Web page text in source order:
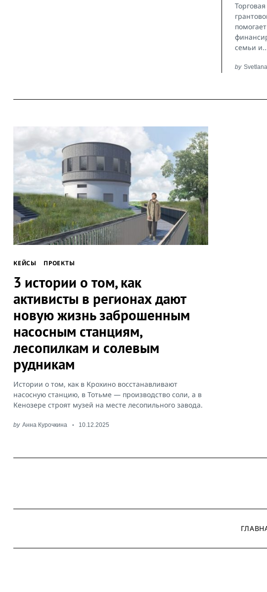
семьи
by Svetlana
КЕЙСЫ ПРОЕКТЫ
3 истории о том, как
активисты в регионах дают
новую жизнь заброшенным
насосным станциям,
лесопилкам и солевым
рудникам
Истории о том, как в Крохино восстанавливают
насосную станцию, в Тотьме — производство соли, а в
Кенозере строят музей на месте лесопильного завода.
by Анна Курочкина 10.12.2025